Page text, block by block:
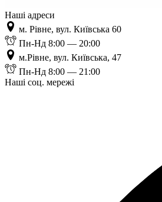
Наші адреси
м. Рівне, вул. Київська 60
Пн-Нд 8:00 — 20:00
м.Рівне, вул. Київська, 47
Пн-Нд 8:00 — 21:00
Наші соц. мережі